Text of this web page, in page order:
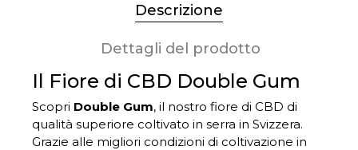
Descrizione
Dettagli del prodotto
Il Fiore di CBD Double Gum
Scopri Double Gum, il nostro fiore di CBD di
qualità superiore coltivato in serra in Svizzera.
Grazie alle migliori condizioni di coltivazione in